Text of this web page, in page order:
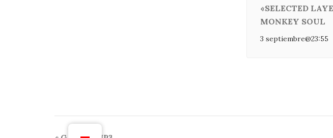
«SELECTED
MONKEY SOUL
3 septiembre@23:55